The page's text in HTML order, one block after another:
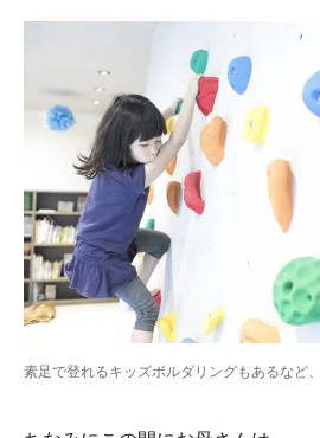
素足で登れるキッズボルダリングもあるなど